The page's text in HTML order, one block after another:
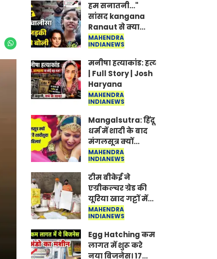
हम सनातनी..."
सांसद kangana
Ranaut से क्या
बोली लड़की? Viral
Jantar-Mantar |
CJP protest
MAHENDRA
INDIANEWS
मनीषा हत्याकांड: हत्या, आत्महत्या या
| Full Story | Josh
Haryana
MAHENDRA
INDIANEWS
Mangalsutra: हिंदू
धर्म में शादी के बाद
मंगलसूत्र क्यों
पहनती है महिलाएं,
किसने शुरु की ये
परंपरा
MAHENDRA
INDIANEWS
टीम बीकेई ने
एग्रीकल्चर ग्रेड की
यूरिया खाद गट्टों में
बदलकर टेक्निकल
ग्रेड में बेचने वालों पर
करवाई कार्रवाई:
लखविंदर सिंह
औलख
MAHENDRA
INDIANEWS
Egg Hatching कम
लागत में शुरू करे
नया बिजनेस। 17